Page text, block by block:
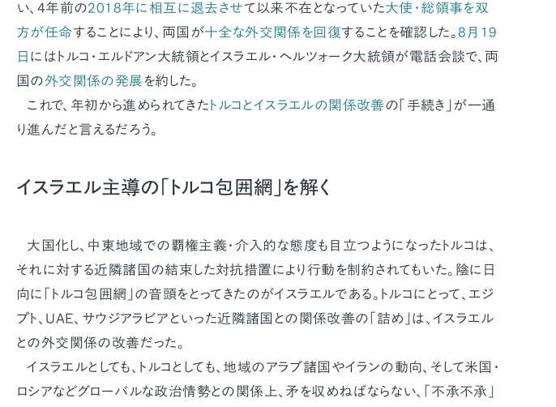
い、4年前の2018年に相互に退去させて以来不在となっていた大使・総領事を双
方が任命することにより、両国が十全な外交関係を回復することを確認した。8月19
日 にはトルコ・エルドアン大統領とイスラエル・ヘルツォーク大統領が電話会談で、両
国の外交関係の発展 を約した。
これで、年初から進められてきたトルコとイスラエルの関係改善の「手続き」が一通
り進んだと言えるだろう。
イスラエル主導の「トルコ包囲網」を解く
大国化し、中東地域での覇権主義・介入的な態度も目立つようになったトルコは、
それに対する近隣諸国の結束した対抗措置により行動を制約されてもいた。陰に日
向に「トルコ包囲網」の音頭をとってきたのがイスラエルである。トルコにとって、エジ
プト、UAE、サウジアラビアといった近隣諸国との関係改善の「詰め」は、イスラエル
との外交関係の改善だった。
イスラエルとしても、トルコとしても、地域のアラブ諸国やイランの動向、そして米国・
ロシアなどグローバルな政治情勢との関係上、矛を収めねばならない、「不承不承」